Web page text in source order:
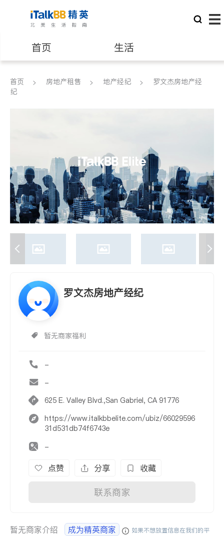
首页 生活
医生 律师
养老 非盈利组织
首页 房地产租售 地产经纪
罗文杰房地产经
纪
罗文杰房地产经纪
暂无商家福利
-
-
625 E. Valley Blvd.,San Gabriel, CA 91776
https://www.italkbbelite.com/ubiz/66029596
31d531db74f6743e
-
点赞 分享 收藏
联系商家
暂无商家介绍 成为精英商家
如果不想放置信息在我们的平